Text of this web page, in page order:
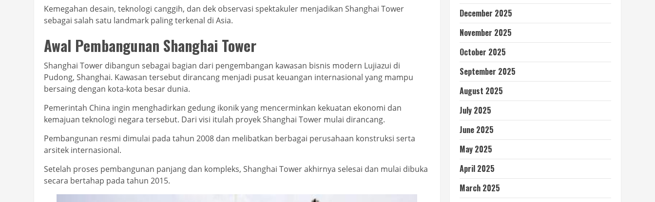
Kemegahan desain, teknologi canggih, dan dek observasi spektakuler menjadikan Shanghai Tower
sebagai salah satu landmark paling terkenal di Asia.
Awal Pembangunan Shanghai Tower
Shanghai Tower dibangun sebagai bagian dari pengembangan kawasan bisnis modern Lujiazui di
Pudong, Shanghai. Kawasan tersebut dirancang menjadi pusat keuangan internasional yang mampu
bersaing dengan kota-kota besar dunia.
Pemerintah China ingin menghadirkan gedung ikonik yang mencerminkan kekuatan ekonomi dan
kemajuan teknologi negara tersebut. Dari visi itulah proyek Shanghai Tower mulai dirancang.
Pembangunan resmi dimulai pada tahun 2008 dan melibatkan berbagai perusahaan konstruksi serta
arsitek internasional.
Setelah proses pembangunan panjang dan kompleks, Shanghai Tower akhirnya selesai dan mulai dibuka
secara bertahap pada tahun 2015.
December 2025
November 2025
October 2025
September 2025
August 2025
July 2025
June 2025
May 2025
April 2025
March 2025